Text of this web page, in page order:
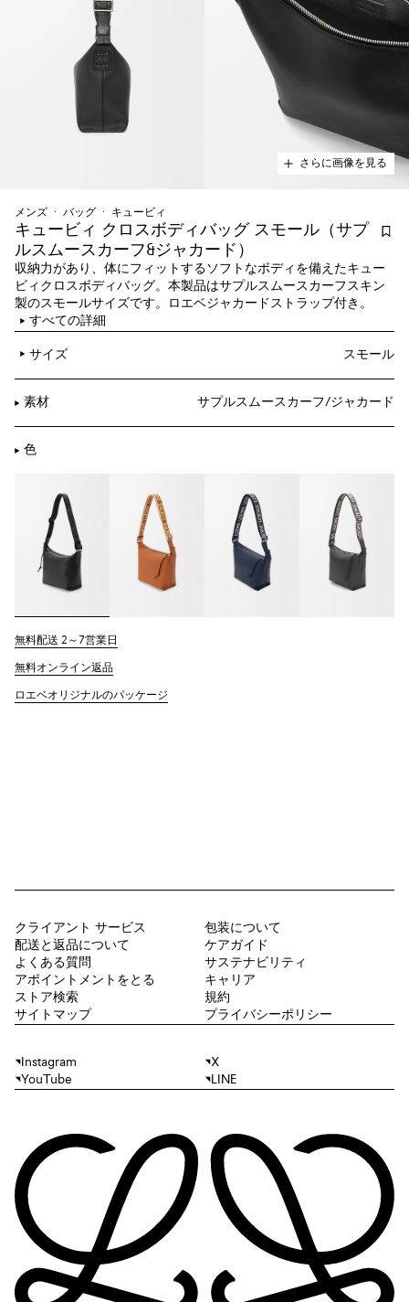
さらに画像を見る
メンズ バッグ キュービィ
キュービィ クロスボディバッグ スモール（サプ
ルスムースカーフ&ジャカード）
収納力があり、体にフィットするソフトなボディを備えたキュー
ビィクロスボディバッグ。本製品はサプルスムースカーフスキン
製のスモールサイズです。ロエベジャカードストラップ付き。
すべての詳細
サイズ スモール
素材 サプルスムースカーフ/ジャカード
色
無料配送 2～7営業日
無料オンライン返品
ロエベオリジナルのパッケージ
クライアント サービス
配送と返品について
よくある質問
アポイントメントをとる
ストア検索
サイトマップ
包装について
ケアガイド
サステナビリティ
キャリア
規約
プライバシーポリシー
Instagram
X
YouTube
LINE